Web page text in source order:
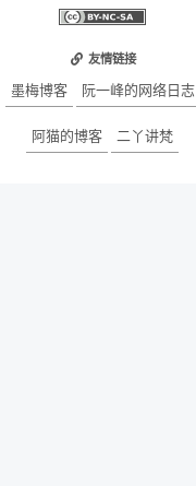
友情链接
墨梅博客 阮一峰的网络日志
阿猫的博客 二丫讲梵